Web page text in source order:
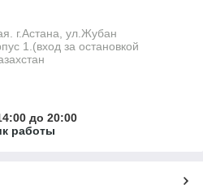
г.Астана, ул.Жубан
1.(вход за остановкой
до 20:00
работы